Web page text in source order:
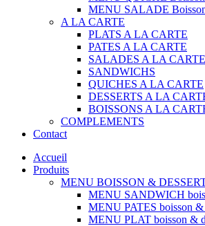
MENU SALADE
A LA CARTE
PLATS A LA CARTE
PATES A LA CARTE
SALADES A LA CARTE
SANDWICHS
QUICHES A LA CARTE
DESSERTS A LA
BOISSONS A LA
COMPLEMENTS
Contact
Accueil
Produits
MENU BOISSON &
MENU SANDWICH
MENU PATES boisson &
MENU PLAT boisson &